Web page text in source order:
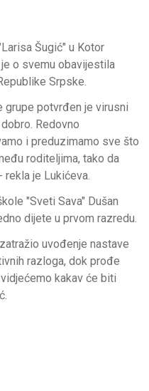
Šugić" u Kotor
o svemu obavijestila
Srpske.
potvrđen je virusni
Redovno
i preduzimamo sve što
roditeljima, tako da
je Lukićeva.
"Sveti Sava" Dušan
dijete u prvom razredu.
uvođenje nastave
razloga, dok prođe
kakav će biti